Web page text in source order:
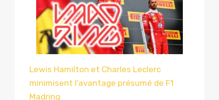
Lewis Hamilton et Charles Leclerc
minimisent l’avantage présumé de F1
Madring